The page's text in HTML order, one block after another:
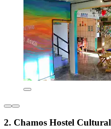
2. Chamos Hostel Cultural